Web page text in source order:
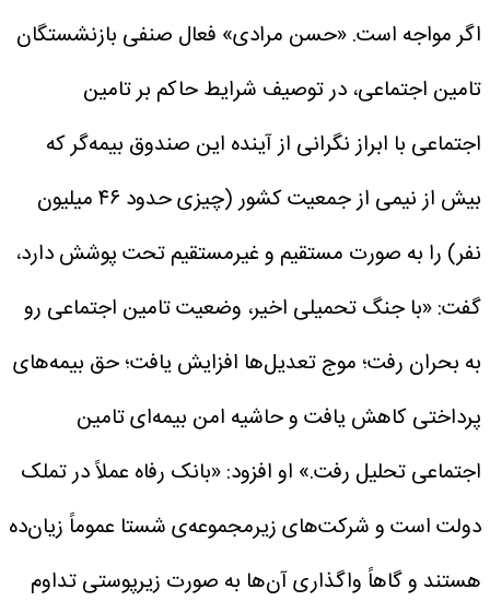
اگر مواجه است.«حسن مرادی» فعال صنفی بازنشستگان
تامین اجتماعی، در توصیف شرایط حاکم بر تامین
اجتماعی با ابراز نگرانی از آینده این صندوق بیمه‌گر که
بیش از نیمی از جمعیت کشور (چیزی حدود ۴۶ میلیون
نفر) را به صورت مستقیم و غیرمستقیم تحت پوشش دارد،
گفت: «با جنگ تحمیلی اخیر، وضعیت تامین اجتماعی رو
به بحران رفت؛ موج تعدیل‌ها افزایش یافت؛ حق بیمه‌های
پرداختی کاهش یافت و حاشیه امن بیمه‌ای تامین
اجتماعی تحلیل رفت.» او افزود: «بانک رفاه عملاً در تملک
دولت است و شرکت‌های زیرمجموعه‌ی شستا عموماً زیان‌ده
هستند و گاهاً واگذاری آن‌ها به صورت زیرپوستی تداوم